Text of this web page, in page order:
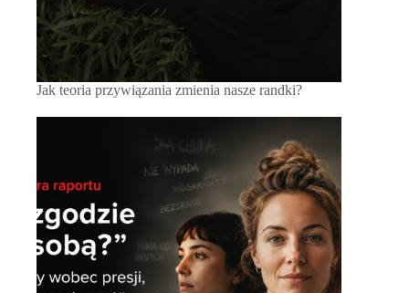
Jak teoria przywiązania zmienia nasze randki?